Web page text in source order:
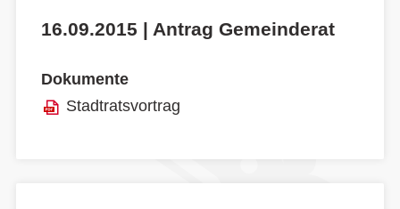
16.09.2015 | Antrag Gemeinderat
Dokumente
Stadtratsvortrag